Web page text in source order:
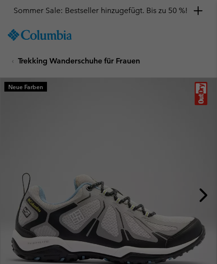
TO
SKIP
MAIN
NAV
Sommer Sale: Bestseller hinzugefügt. Bis zu 50 %!
Trekking Wanderschuhe für Frauen
Neue Farben